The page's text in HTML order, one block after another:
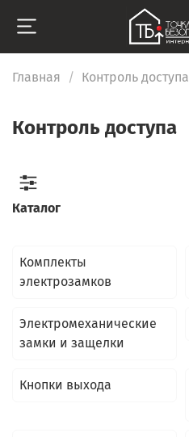
Главная Контроль доступа
Контроль доступа
Комплекты
электрозамков
Электромеханические
замки и защелки
Кнопки выхода
Каталог